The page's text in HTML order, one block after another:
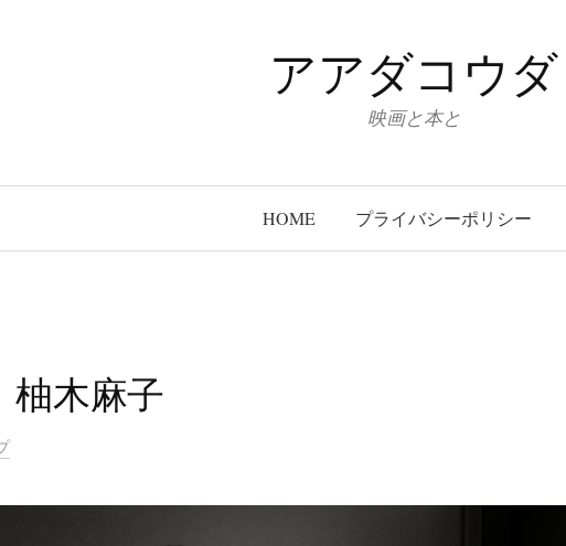
アアダコウダ
映画と本と
HOME プライバシーポリシー
柚木麻子